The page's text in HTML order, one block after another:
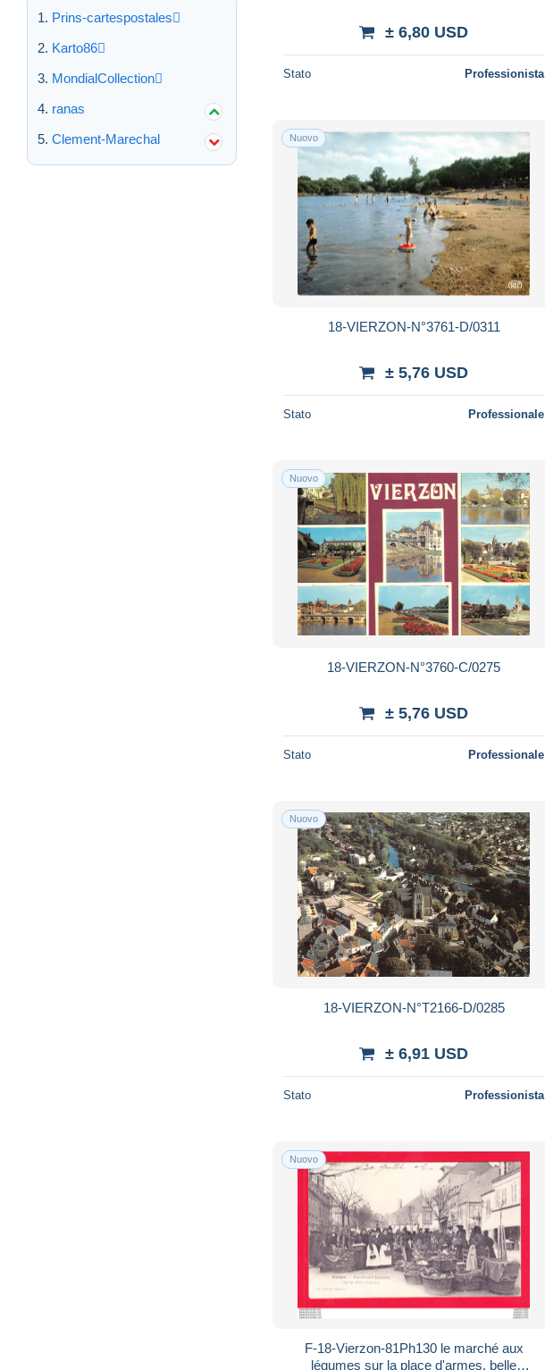
Prins-cartespostales
Karto86
MondialCollection
ranas
Clement-Marechal
± 6,80 USD
Stato Professionista
Nuovo
18-VIERZON-N°3761-D/0311
± 5,76 USD
Stato Professionale
Nuovo
18-VIERZON-N°3760-C/0275
± 5,76 USD
Stato Professionale
Nuovo
18-VIERZON-N°T2166-D/0285
± 6,91 USD
Stato Professionista
Nuovo
F-18-Vierzon-81Ph130 le marché aux
légumes sur la place d'armes, belle